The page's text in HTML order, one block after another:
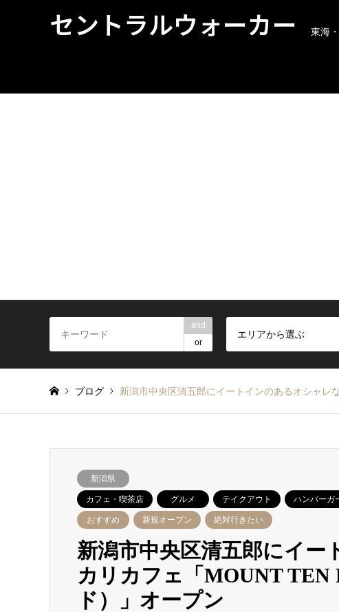
セントラルウォーカー 東海
and
or
エリアから選ぶ
ブログ 新潟市中央区清五郎にイートインのあるオシャレ
新潟県
カフェ・喫茶店 グルメ テイクアウト ハンバーガ
おすすめ 新規オープン 絶対行きたい
新潟市中央区清五郎にイ
カリカフェ「MOUNT
ド）」オープン